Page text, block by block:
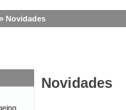
» Novidades
Novidades